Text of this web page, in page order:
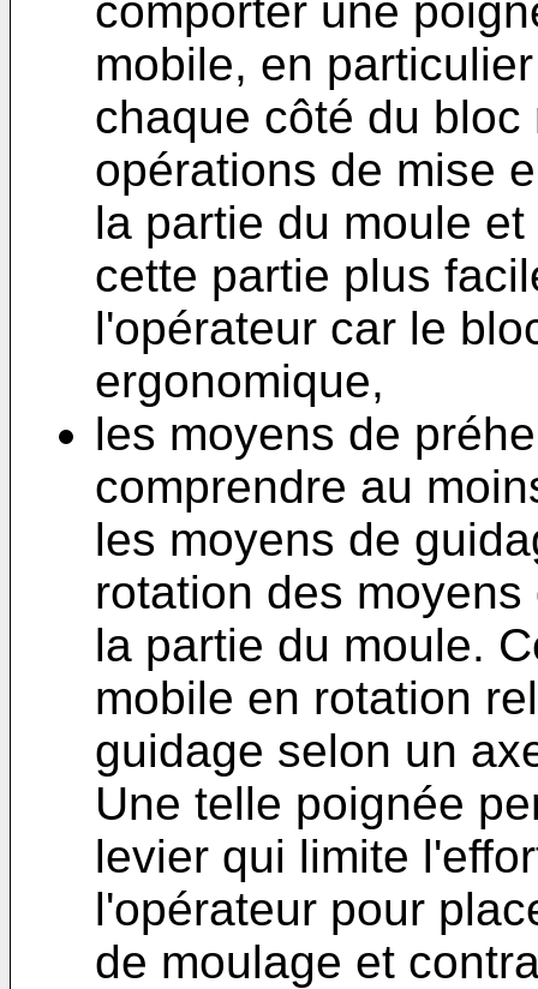
comporter une
mobile, en
chaque côté du
opérations de mise
la partie du moule
cette partie plus
l'opérateur car le
ergonomique,
les moyens de
comprendre au
les moyens de
rotation des
la partie du moule.
mobile en rotation
guidage selon un
Une telle poignée
levier qui limite
l'opérateur pour
de moulage et